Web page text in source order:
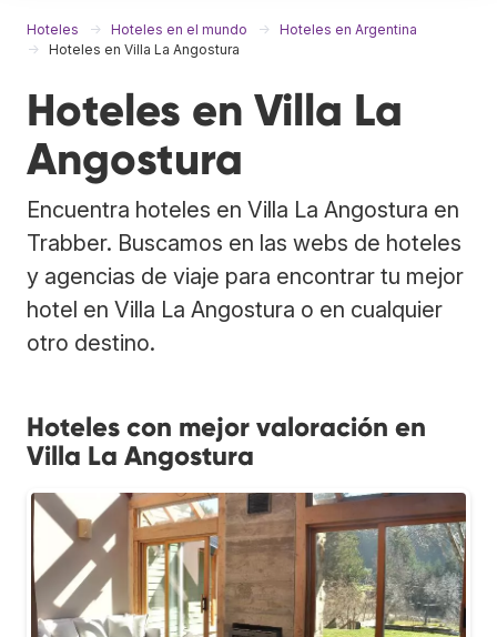
Hoteles Hoteles en el mundo
Hoteles en Argentina
Hoteles en Villa La Angostura
Hoteles en Villa La
Angostura
Encuentra hoteles en Villa La Angostura en
Trabber. Buscamos en las webs de hoteles
y agencias de viaje para encontrar tu mejor
hotel en Villa La Angostura o en cualquier
otro destino.
Hoteles con mejor valoración en
Villa La Angostura